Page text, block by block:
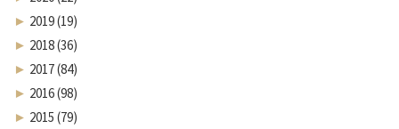
► 2019 (19)
► 2018 (36)
► 2017 (84)
► 2016 (98)
► 2015 (79)